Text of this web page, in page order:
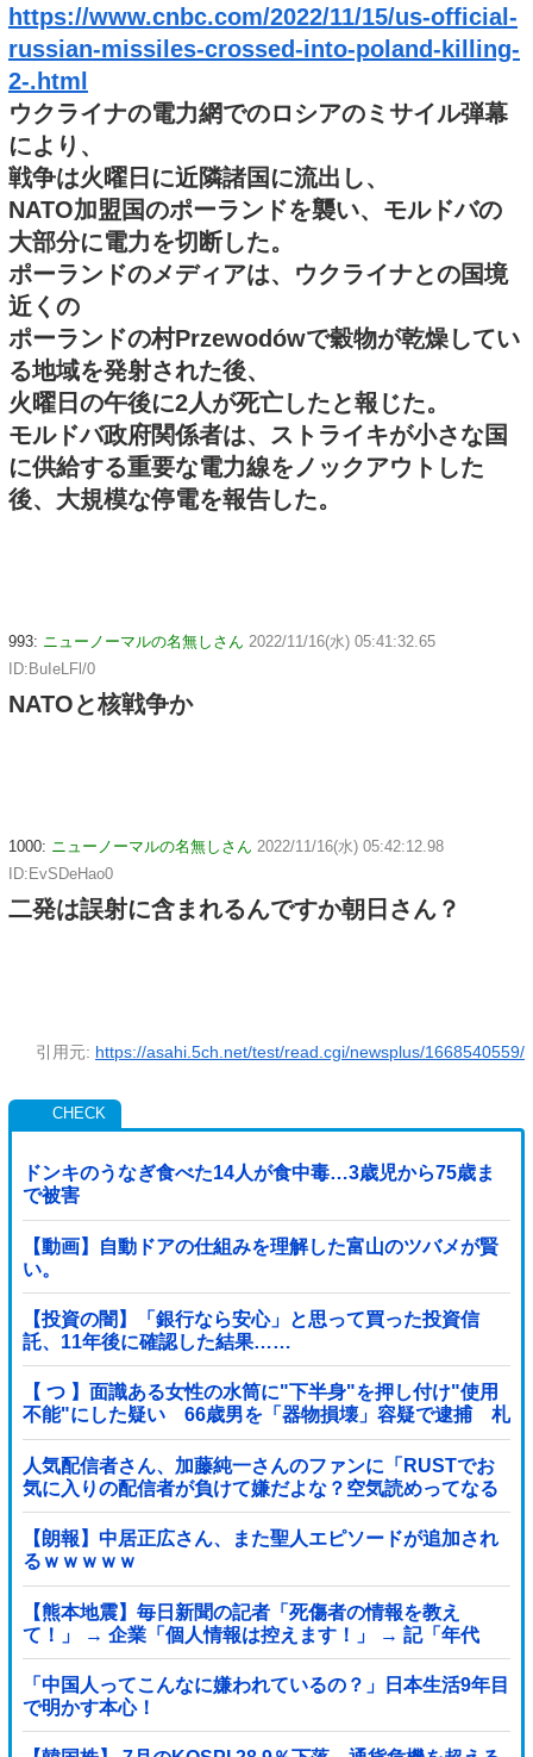
https://www.cnbc.com/2022/11/15/us-official-
russian-missiles-crossed-into-poland-killing-
2-.html
ウクライナの電力網でのロシアのミサイル弾幕
により、
戦争は火曜日に近隣諸国に流出し、
NATO加盟国のポーランドを襲い、モルドバの
大部分に電力を切断した。
ポーランドのメディアは、ウクライナとの国境
近くの
ポーランドの村Przewodówで穀物が乾燥してい
る地域を発射された後、
火曜日の午後に2人が死亡したと報じた。
モルドバ政府関係者は、ストライキが小さな国
に供給する重要な電力線をノックアウトした
後、大規模な停電を報告した。
993: ニューノーマルの名無しさん 2022/11/16(水) 05:41:32.65
ID:BuIeLFl/0
NATOと核戦争か
1000: ニューノーマルの名無しさん 2022/11/16(水) 05:42:12.98
ID:EvSDeHao0
二発は誤射に含まれるんですか朝日さん？
引用元: https://asahi.5ch.net/test/read.cgi/newsplus/1668540559/
ドンキのうなぎ食べた14人が食中毒…3歳児から75歳ま
で被害
【動画】自動ドアの仕組みを理解した富山のツバメが賢
い。
【投資の闇】「銀行なら安心」と思って買った投資信
託、11年後に確認した結果……
【 つ 】面識ある女性の水筒に"下半身"を押し付け"使用
不能"にした疑い 66歳男を「器物損壊」容疑で逮捕 札
幌市
人気配信者さん、加藤純一さんのファンに「RUSTでお
気に入りの配信者が負けて嫌だよな？空気読めってなる
よな？その結果がVCR。お前らVCR向いてるよ」→大炎
上他
【朗報】中居正広さん、また聖人エピソードが追加され
るｗｗｗｗｗ
【熊本地震】毎日新聞の記者「死傷者の情報を教え
て！」 → 企業「個人情報は控えます！」 → 記「年代
は？特定につながらないでしょ？教えてよ？教えて
よ？」
「中国人ってこんなに嫌われているの？」日本生活9年目
で明かす本心！